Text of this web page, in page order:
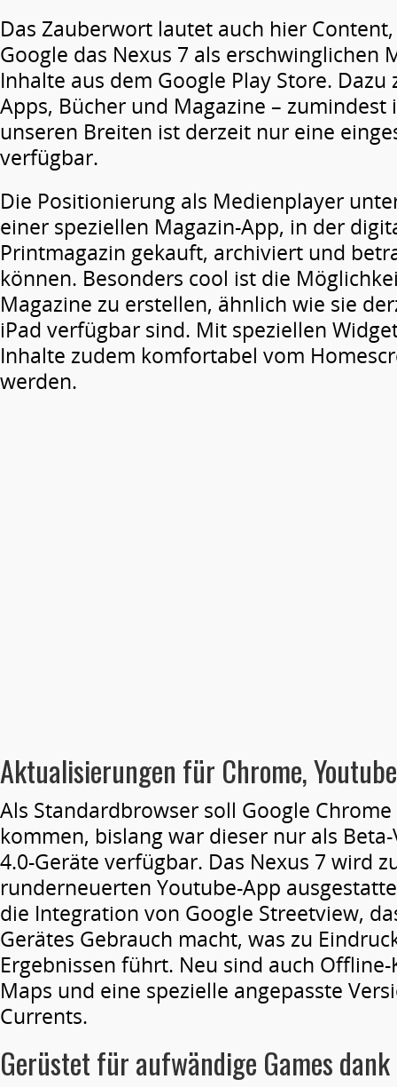
Das Zauberwort lautet auch hier
Google das Nexus 7 als erschwinglichen
Inhalte aus dem Google Play Store. Dazu
Apps, Bücher und Magazine – zumindest
unseren Breiten ist derzeit nur eine
verfügbar.
Die Positionierung als Medienplayer
einer speziellen Magazin-App, in der
Printmagazin gekauft, archiviert und
können. Besonders cool ist die
Magazine zu erstellen, ähnlich wie sie
iPad verfügbar sind. Mit speziellen
Inhalte zudem komfortabel vom
werden.
Aktualisierungen für Chrome,
Als Standardbrowser soll Google
kommen, bislang war dieser nur als
4.0-Geräte verfügbar. Das Nexus 7 wird
runderneuerten Youtube-App
die Integration von Google Streetview,
Gerätes Gebrauch macht, was zu
Ergebnissen führt. Neu sind auch
Maps und eine spezielle angepasste
Currents.
Gerüstet für aufwändige Games dank